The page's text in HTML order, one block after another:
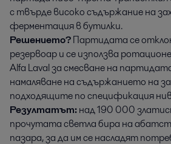
с твърде високо съдържание на
ферментация в бутилки.
Решението?Партидата се
резервоар и се използва
Alfa Laval за смесване на
намаляване на съдържанието на
подходящите по спецификация
Резултатът:над 190 000
прочутата светла бира на
пазара, за да им се насладят